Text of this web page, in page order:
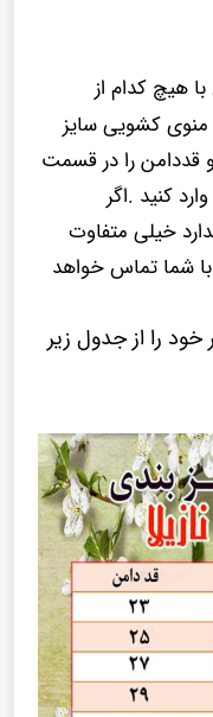
هیچ کدام از
کشویی سایز
قددامن را در قسمت
کنید .اگر
خیلی متفاوت
شما تماس خواهد
خود را از جدول زیر